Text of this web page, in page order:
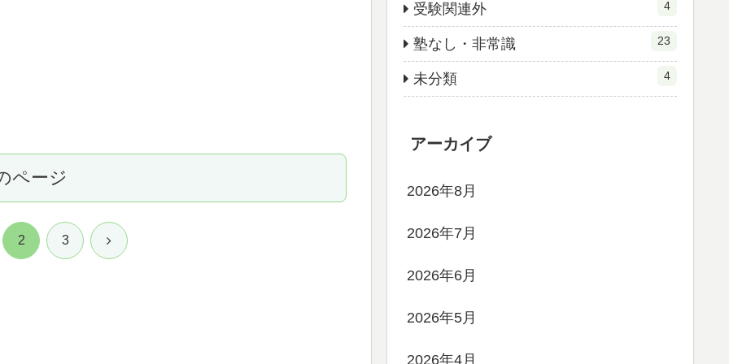
ページ
2 3 次
受験関連外 4
塾なし・非常識 23
未分類 4
アーカイブ
2026年8月
2026年7月
2026年6月
2026年5月
2026年4月